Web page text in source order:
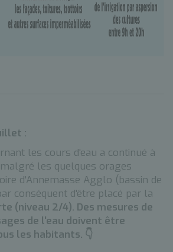
:
les cours d'eau a continué à
les quelques orages
d'Annemasse Agglo (bassin de
conséquent d'être placé par la
(niveau 2/4). Des mesures de
de l'eau doivent être
les habitants. 👇